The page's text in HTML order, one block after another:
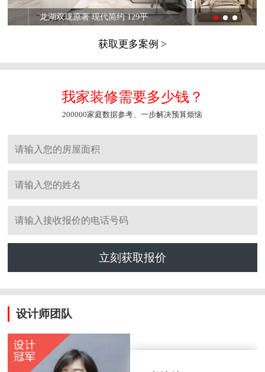
龙湖双珑原著 现代简约 129平
获取更多案例 >
我家装修需要多少钱？
200000家庭数据参考、一步解决预算烦恼
立刻获取报价
设计师团队